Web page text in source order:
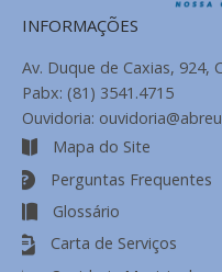
INFORMAÇÕES
Av. Duque de Caxias, 924,
Pabx: (81) 3541.4715
Ouvidoria:
Mapa do Site
Perguntas Frequentes
Glossário
Carta de Serviços